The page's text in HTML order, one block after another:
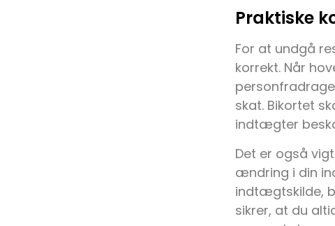
Praktiske
For at undgå
korrekt. Når
skat. Bikortet
indtægter
Det er også
ændring i din
indtægtskilde,
sikrer, at du